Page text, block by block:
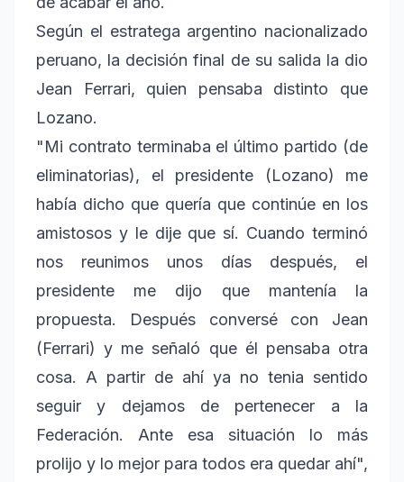
Según el estratega argentino nacionalizado
peruano, la decisión final de su salida la dio
Jean Ferrari, quien pensaba distinto que
Lozano.
"Mi contrato terminaba el último partido (de
eliminatorias), el presidente (Lozano) me
había dicho que quería que continúe en los
amistosos y le dije que sí. Cuando terminó
nos reunimos unos días después, el
presidente me dijo que mantenía la
propuesta. Después conversé con Jean
(Ferrari) y me señaló que él pensaba otra
cosa. A partir de ahí ya no tenia sentido
seguir y dejamos de pertenecer a la
Federación. Ante esa situación lo más
prolijo y lo mejor para todos era quedar ahí",